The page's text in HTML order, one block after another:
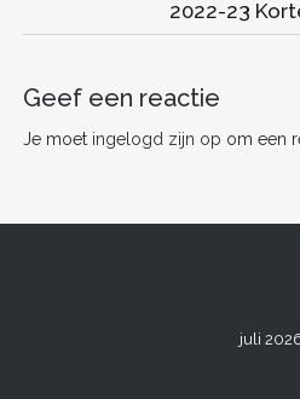
b
o
k
2022-23
Geef een reactie
Je moet ingelogd zijn op om een
juli